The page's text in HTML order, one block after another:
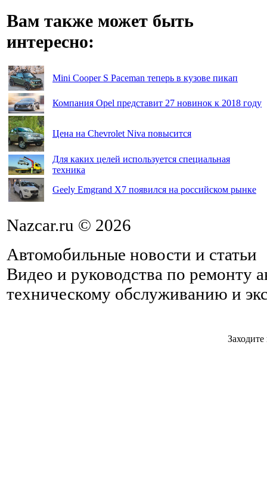
Вам также может быть
интересно:
Mini Cooper S Paceman теперь в кузове пикап
Компания Opel представит 27 новинок к 2018 году
Цена на Chevrolet Niva повысится
Для каких целей используется специальная
техника
Geely Emgrand X7 появился на российском рынке
Nazcar.ru © 2026
Автомобильные новости и статьи
Видео и руководства по ремонту
техническому обслуживанию и